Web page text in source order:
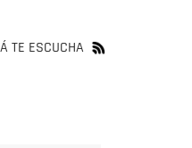
TE ESCUCHA